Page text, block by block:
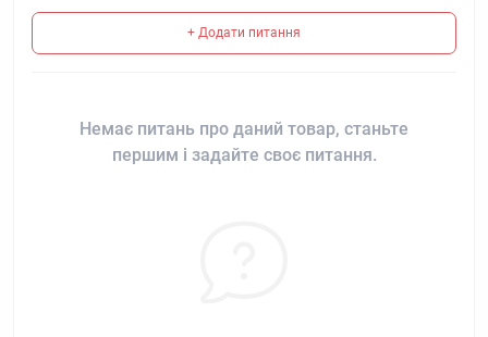
+ Додати питання
Немає питань про даний товар, станьте
першим і задайте своє питання.